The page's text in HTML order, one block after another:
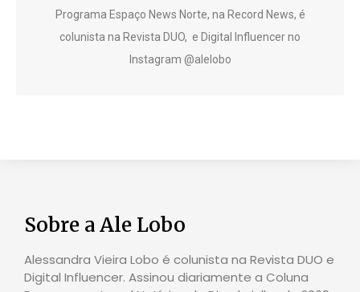
Programa Espaço News Norte, na Record News, é
colunista na Revista DUO, e Digital Influencer no
Instagram @alelobo
Sobre a Ale Lobo
Alessandra Vieira Lobo é colunista na Revista DUO e
Digital Influencer. Assinou diariamente a Coluna